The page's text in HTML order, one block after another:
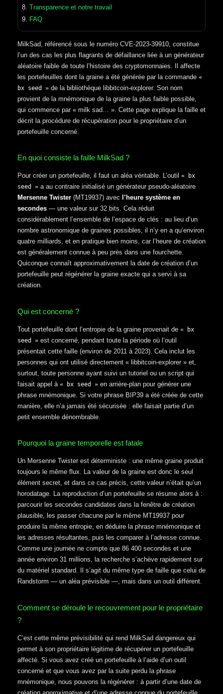
Transparence et notre travail
FAQ
MilkSad, référencé sous le numéro CVE-2023-39910, constitue
l’un des cas les plus flagrants de défaillance liée à un générateur
aléatoire faible de toute l’histoire des cryptomonnaies. Il affecte
les portefeuilles dont la graine a été générée par la commande «
bx seed » de la bibliothèque libbitcoin-explorer. Son nom
provient de la mnémonique de la graine la plus faible possible,
qui commence par « milk sad… ». Cette page explique la faille et
décrit la procédure de récupération pour le propriétaire d’un
portefeuille concerné.
En quoi consiste la faille MilkSad ?
Pour créer un portefeuille, il faut un aléa véritable. L’outil « bx
seed » a au contraire initialisé un générateur pseudo-aléatoire
Mersenne Twister (MT19937) avec l’heure système en
secondes — une valeur sur 32 bits. Cela réduit
considérablement l’ensemble de l’espace de clés : au lieu d’un
nombre astronomique de graines possibles, il n’y en a qu’environ
quatre milliards, et en pratique bien moins, car l’heure de création
est généralement connue à peu près dans une fourchette.
Quiconque connaît approximativement la date de création d’un
portefeuille peut régénérer la graine exacte qui a servi à sa
création.
Qui est concerné ?
Tout portefeuille dont l’entropie de la graine provenait de « bx
seed » est concerné, pendant toute la période où l’outil
présentait cette faille (environ de 2011 à 2023). Cela inclut les
personnes qui ont utilisé directement « libbitcoin-explorer » et,
surtout, toute personne ayant suivi un tutoriel ou un script qui
faisait appel à « bx seed » en arrière-plan pour générer une
phrase mnémonique. Si votre phrase BIP39 a été créée de cette
manière, elle n’a jamais été sécurisée : elle faisait partie d’un
petit ensemble dénombrable.
Pourquoi la graine temporelle est fatale
Un Mersenne Twister est déterministe : une même graine produit
toujours le même flux. La valeur de la graine est donc le seul
élément secret, et dans ce cas précis, cette valeur n’était qu’un
horodatage. La reproduction d’un portefeuille se résume alors à :
parcourir les secondes candidates dans la fenêtre de création
plausible, les passer chacune par le même MT19937 pour
produire la même entropie, en déduire la phrase mnémonique et
les adresses résultantes, puis les comparer à l’adresse connue.
Comme une journée ne compte que 86 400 secondes et une
année environ 31 millions, la recherche s’achève rapidement sur
du matériel standard. Il s’agit du même type de faille que celui de
Randstorm — un aléa prévisible —, mais dans un outil différent.
Comment se déroule le recouvrement pour le propriétaire
?
C’est cette même prévisibilité qui rend MilkSad dangereux qui
permet à son propriétaire légitime de récupérer un portefeuille
affecté. Si vous avez créé un portefeuille à l’aide d’un outil
concerné et que vous avez par la suite perdu la phrase
mnémonique, nous pouvons la régénérer : à partir d’une date de